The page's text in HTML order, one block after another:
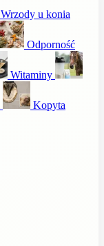
Wrzody u konia
Odporność
Witaminy
Kopyta